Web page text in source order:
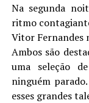
Na segunda
ritmo
Vitor Fernandes
Ambos são
uma seleção
ninguém
esses grandes